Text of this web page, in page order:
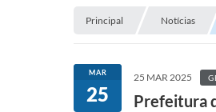
Principal Notícias
MAR
25
25 MAR 2025
Prefeitura